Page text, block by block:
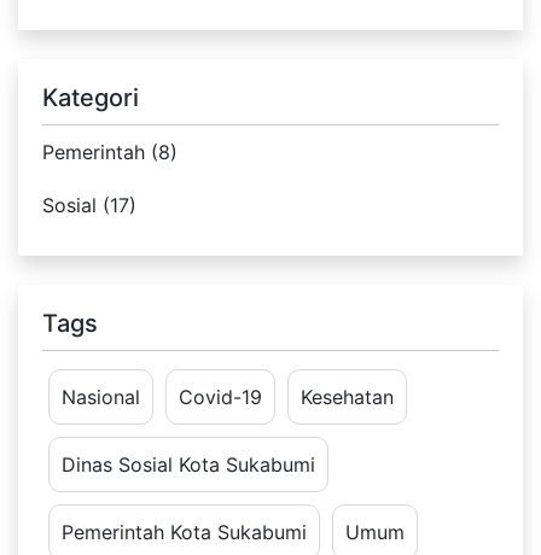
Kategori
Pemerintah (8)
Sosial (17)
Tags
Nasional Covid-19 Kesehatan
Dinas Sosial Kota Sukabumi
Pemerintah Kota Sukabumi Umum